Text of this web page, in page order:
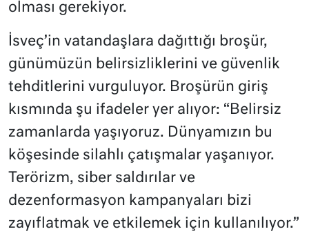
olması gerekiyor.
İsveç’in vatandaşlara dağıttığı broşür,
günümüzün belirsizliklerini ve güvenlik
tehditlerini vurguluyor. Broşürün giriş
kısmında şu ifadeler yer alıyor: “Belirsiz
zamanlarda yaşıyoruz. Dünyamızın bu
köşesinde silahlı çatışmalar yaşanıyor.
Terörizm, siber saldırılar ve
dezenformasyon kampanyaları bizi
zayıflatmak ve etkilemek için kullanılıyor.”